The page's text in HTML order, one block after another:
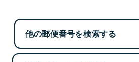
他の郵便番号を検索する